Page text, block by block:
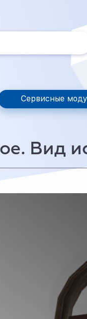
Сервисные
Вид